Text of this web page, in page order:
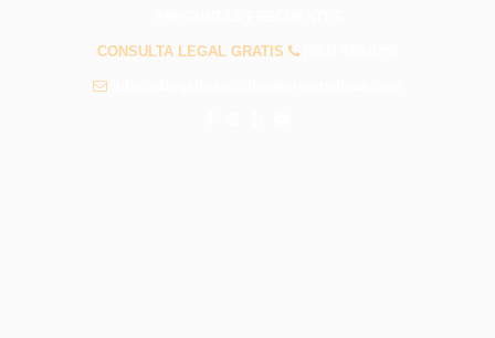
CONSULTA LEGAL GRATIS